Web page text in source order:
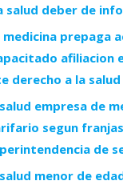
salud deber de
medicina prepaga
afiliacion
derecho a la
empresa de
segun
de
menor de